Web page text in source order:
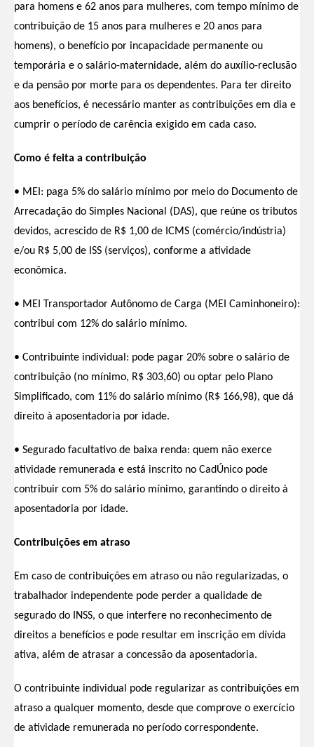
para homens e 62 anos para mulheres, com tempo mínimo de
contribuição de 15 anos para mulheres e 20 anos para
homens), o benefício por incapacidade permanente ou
temporária e o salário-maternidade, além do auxílio-reclusão
e da pensão por morte para os dependentes. Para ter direito
aos benefícios, é necessário manter as contribuições em dia e
cumprir o período de carência exigido em cada caso.
Como é feita a contribuição
• MEI: paga 5% do salário mínimo por meio do Documento de
Arrecadação do Simples Nacional (DAS), que reúne os tributos
devidos, acrescido de R$ 1,00 de ICMS (comércio/indústria)
e/ou R$ 5,00 de ISS (serviços), conforme a atividade
econômica.
• MEI Transportador Autônomo de Carga (MEI Caminhoneiro):
contribui com 12% do salário mínimo.
• Contribuinte individual: pode pagar 20% sobre o salário de
contribuição (no mínimo, R$ 303,60) ou optar pelo Plano
Simplificado, com 11% do salário mínimo (R$ 166,98), que dá
direito à aposentadoria por idade.
• Segurado facultativo de baixa renda: quem não exerce
atividade remunerada e está inscrito no CadÚnico pode
contribuir com 5% do salário mínimo, garantindo o direito à
aposentadoria por idade.
Contribuições em atraso
Em caso de contribuições em atraso ou não regularizadas, o
trabalhador independente pode perder a qualidade de
segurado do INSS, o que interfere no reconhecimento de
direitos a benefícios e pode resultar em inscrição em dívida
ativa, além de atrasar a concessão da aposentadoria.
O contribuinte individual pode regularizar as contribuições em
atraso a qualquer momento, desde que comprove o exercício
de atividade remunerada no período correspondente.